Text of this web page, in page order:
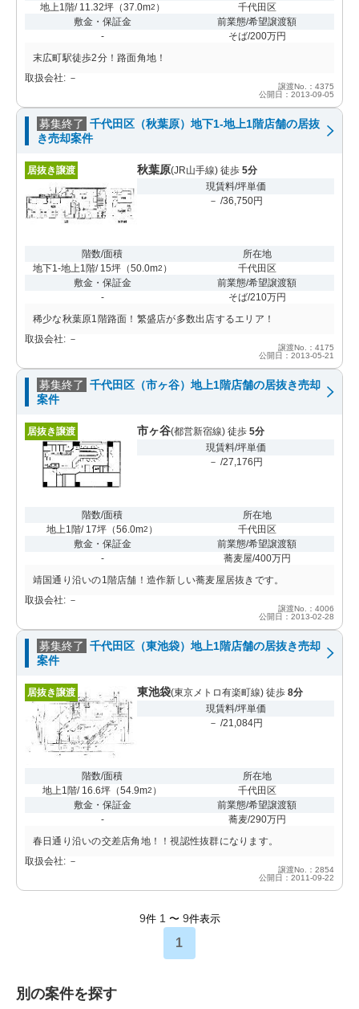
地上1階/ 11.32坪（37.0m2 ）
千代田区
敷金・保証金
-
前業態/希望譲渡額
そば/200万円
末広町駅徒歩2分！路面角地！
取扱会社: －
譲渡No.：4375
公開日：2013-09-05
募集終了 千代田区（秋葉原）地下1-地上1階店舗の居抜
き売却案件
居抜き譲渡 秋葉原(JR山手線) 徒歩 5分
現賃料/坪単価
－ /36,750円
階数/面積
地下1-地上1階/ 15坪（50.0m2 ）
所在地
千代田区
敷金・保証金
-
前業態/希望譲渡額
そば/210万円
稀少な秋葉原1階路面！繁盛店が多数出店するエリア！
取扱会社: －
譲渡No.：4175
公開日：2013-05-21
募集終了 千代田区（市ヶ谷）地上1階店舗の居抜き売却
案件
居抜き譲渡 市ヶ谷(都営新宿線) 徒歩 5分
現賃料/坪単価
－ /27,176円
階数/面積
地上1階/ 17坪 （56.0m2 ）
所在地
千代田区
敷金・保証金
-
前業態/希望譲渡額
蕎麦屋/400万円
靖国通り沿いの1階店舗！造作新しい蕎麦屋居抜きです。
取扱会社: －
譲渡No.：4006
公開日：2013-02-28
募集終了 千代田区（東池袋）地上1階店舗の居抜き売却
案件
居抜き譲渡 東池袋(東京メトロ有楽町線) 徒歩 8分
現賃料/坪単価
－ /21,084円
階数/面積
地上1階/ 16.6坪 （54.9m2 ）
所在地
千代田区
敷金・保証金
-
前業態/希望譲渡額
蕎麦/290万円
春日通り沿いの交差店角地！！視認性抜群になります。
取扱会社: －
譲渡No.：2854
公開日：2011-09-22
9件 1 〜 9件表示
1
別の案件を探す